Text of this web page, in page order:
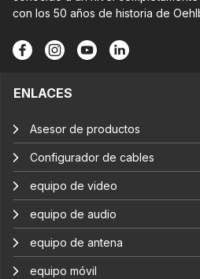
con los 50 años de historia de
ENLACES
Asesor de productos
Configurador de cables
equipo de video
equipo de audio
equipo de antena
equipo móvil